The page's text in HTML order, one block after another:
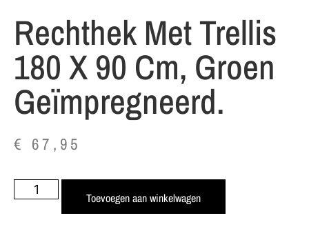
Rechthek Met Trellis
180 X 90 Cm, Groen
Geïmpregneerd.
€ 67,95
Toevoegen aan winkelwagen